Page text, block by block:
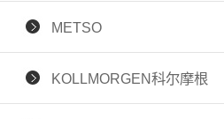
METSO
KOLLMORGEN科尔摩根